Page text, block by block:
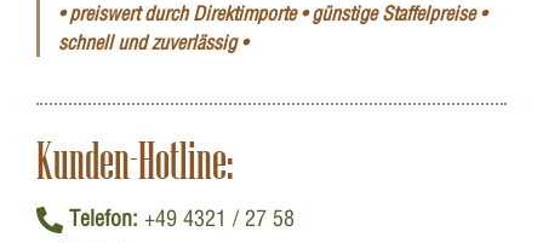
• preiswert durch Direktimporte • günstige Staffelpreise •
schnell und zuverlässig •
Kunden-Hotline:
Telefon: +49 4321 / 27 58